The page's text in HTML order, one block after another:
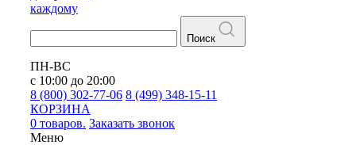
каждому
Поиск
ПН-ВС
с 10:00 до 20:00
8 (800) 302-77-06 8 (499) 348-15-11
КОРЗИНА
0 товаров. Заказать звонок
Меню